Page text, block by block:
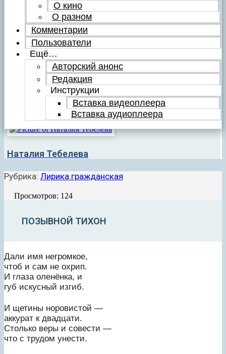
О кино
О разном
Комментарии
Пользователи
Ещё…
Авторский анонс
Редакция
Инструкции
Вставка видеоплеера
Вставка аудиоплеера
Наталия Тебелева
Рубрика: Лирика гражданская
Просмотров: 124
ПОЗЫВНОЙ ТИХОН
Дали имя негромкое,
чтоб и сам не охрип.
И глаза оленёнка, и
губ искусный изгиб.
И щетины норовистой —
аккурат к двадцати.
Столько веры и совести —
что с трудом унести.